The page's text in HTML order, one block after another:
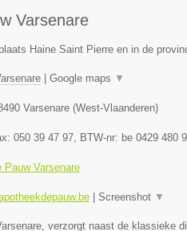
Varsenare
Haine Saint Pierre en in de
| Google maps ▼
Varsenare(West-Vlaanderen)
050 39 47 97, BTW-nr: be 0429 480
Pauw Varsenare
| Screenshot ▼
verzorgt naast de klassieke